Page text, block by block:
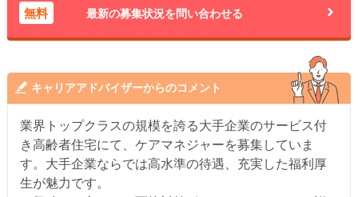
無料 最新の募集状況を問い合わせる
キャリアアドバイザーからのコメント
業界トップクラスの規模を誇る大手企業のサービス付
き高齢者住宅にて、ケアマネジャーを募集していま
す。大手企業ならでは高水準の待遇、充実した福利厚
生が魅力です。